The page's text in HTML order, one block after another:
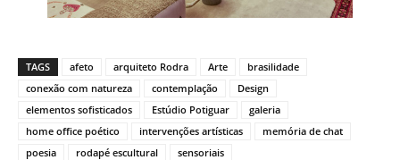
TAGS afeto arquiteto Rodra Arte
brasilidade
conexão com natureza
contemplação
Design
elementos sofisticados
Estúdio Potiguar
galeria
home office poético
intervenções artísticas
memória de chat
poesia
rodapé escultural sensoriais